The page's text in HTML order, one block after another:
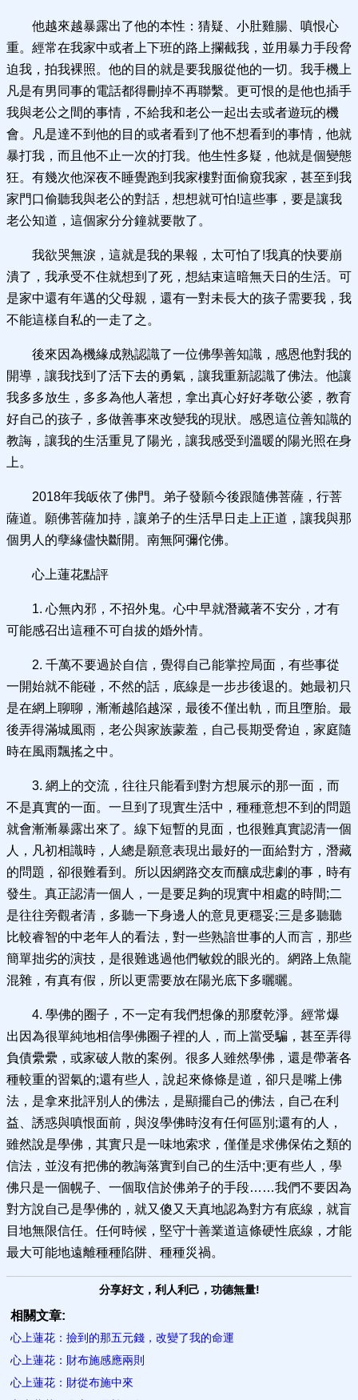
他越來越暴露出了他的本性：猜疑、小肚雞腸、嗔恨心
重。經常在我家中或者上下班的路上攔截我，並用暴力手段脅
迫我，拍我裸照。他的目的就是要我服從他的一切。我手機上
凡是有男同事的電話都得刪掉不再聯繫。更可恨的是他也插手
我與老公之間的事情，不給我和老公一起出去或者遊玩的機
會。凡是達不到他的目的或者看到了他不想看到的事情，他就
暴打我，而且他不止一次的打我。他生性多疑，他就是個變態
狂。有幾次他深夜不睡覺跑到我家樓對面偷窺我家，甚至到我
家門口偷聽我與老公的對話，想想就可怕!這些事，要是讓我
老公知道，這個家分分鐘就要散了。
我欲哭無淚，這就是我的果報，太可怕了!我真的快要崩
潰了，我承受不住就想到了死，想結束這暗無天日的生活。可
是家中還有年邁的父母親，還有一對未長大的孩子需要我，我
不能這樣自私的一走了之。
後來因為機緣成熟認識了一位佛學善知識，感恩他對我的
開導，讓我找到了活下去的勇氣，讓我重新認識了佛法。他讓
我多多放生，多多為他人著想，拿出真心好好孝敬公婆，教育
好自己的孩子，多做善事來改變我的現狀。感恩這位善知識的
教誨，讓我的生活重見了陽光，讓我感受到溫暖的陽光照在身
上。
2018年我皈依了佛門。弟子發願今後跟隨佛菩薩，行菩
薩道。願佛菩薩加持，讓弟子的生活早日走上正道，讓我與那
個男人的孽緣儘快斷開。南無阿彌佗佛。
心上蓮花點評
1. 心無內邪，不招外鬼。心中早就潛藏著不安分，才有
可能感召出這種不可自拔的婚外情。
2. 千萬不要過於自信，覺得自己能掌控局面，有些事從
一開始就不能碰，不然的話，底線是一步步後退的。她最初只
是在網上聊聊，漸漸越陷越深，最後不僅出軌，而且墮胎。最
後弄得滿城風雨，老公與家族蒙羞，自己長期受脅迫，家庭隨
時在風雨飄搖之中。
3. 網上的交流，往往只能看到對方想展示的那一面，而
不是真實的一面。一旦到了現實生活中，種種意想不到的問題
就會漸漸暴露出來了。線下短暫的見面，也很難真實認清一個
人，凡初相識時，人總是願意表現出最好的一面給對方，潛藏
的問題，卻很難看到。所以因網路交友而釀成悲劇的事，時有
發生。真正認清一個人，一是要足夠的現實中相處的時間;二
是往往旁觀者清，多聽一下身邊人的意見更穩妥;三是多聽聽
比較睿智的中老年人的看法，對一些熟諳世事的人而言，那些
簡單拙劣的演技，是很難逃過他們敏銳的眼光的。網路上魚龍
混雜，有真有假，所以更需要放在陽光底下多曬曬。
4. 學佛的圈子，不一定有我們想像的那麼乾淨。經常爆
出因為很單純地相信學佛圈子裡的人，而上當受騙，甚至弄得
負債纍纍，或家破人散的案例。很多人雖然學佛，還是帶著各
種較重的習氣的;還有些人，說起來條條是道，卻只是嘴上佛
法，是拿來批評別人的佛法，是顯擺自己的佛法，自己在利
益、誘惑與嗔恨面前，與沒學佛時沒有任何區別;還有的人，
雖然說是學佛，其實只是一味地索求，僅僅是求佛保佑之類的
信法，並沒有把佛的教誨落實到自己的生活中;更有些人，學
佛只是一個幌子、一個取信於佛弟子的手段……我們不要因為
對方說自己是學佛的，就又傻又天真地認為對方有底線，就盲
目地無限信任。任何時候，堅守十善業道這條硬性底線，才能
最大可能地遠離種種陷阱、種種災禍。
分享好文，利人利己，功德無量!
相關文章:
心上蓮花：撿到的那五元錢，改變了我的命運
心上蓮花：財布施感應兩則
心上蓮花：財從布施中來